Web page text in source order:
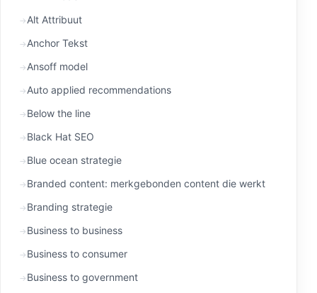
Alt Attribuut
Anchor Tekst
Ansoff model
Auto applied recommendations
Below the line
Black Hat SEO
Blue ocean strategie
Branded content: merkgebonden content die werkt
Branding strategie
Business to business
Business to consumer
Business to government